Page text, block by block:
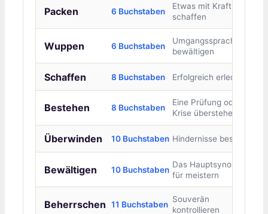
Packen 6 Buchstaben
Etwas mit Kraft
schaffen
Wuppen 6 Buchstaben
Umgangssprachlich:
bewältigen
Schaffen 8 Buchstaben Erfolgreich erledigen
Bestehen 8 Buchstaben
Eine Prüfung oder
Krise überstehen
Überwinden 10 Buchstaben Hindernisse besiegen
Bewältigen 10 Buchstaben
Das Hauptsynonym
für meistern
Beherrschen 11 Buchstaben
Souverän
kontrollieren